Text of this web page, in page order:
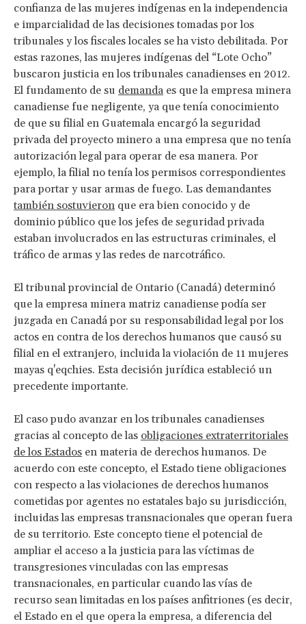
confianza de las mujeres indígenas en la independencia
e imparcialidad de las decisiones tomadas por los
tribunales y los fiscales locales se ha visto debilitada. Por
estas razones, las mujeres indígenas del “Lote Ocho”
buscaron justicia en los tribunales canadienses en 2012.
El fundamento de su demanda es que la empresa minera
canadiense fue negligente, ya que tenía conocimiento
de que su filial en Guatemala encargó la seguridad
privada del proyecto minero a una empresa que no tenía
autorización legal para operar de esa manera. Por
ejemplo, la filial no tenía los permisos correspondientes
para portar y usar armas de fuego. Las demandantes
también sostuvieron que era bien conocido y de
dominio público que los jefes de seguridad privada
estaban involucrados en las estructuras criminales, el
tráfico de armas y las redes de narcotráfico.
El tribunal provincial de Ontario (Canadá) determinó
que la empresa minera matriz canadiense podía ser
juzgada en Canadá por su responsabilidad legal por los
actos en contra de los derechos humanos que causó su
filial en el extranjero, incluida la violación de 11 mujeres
mayas q'eqchies. Esta decisión jurídica estableció un
precedente importante.
El caso pudo avanzar en los tribunales canadienses
gracias al concepto de las obligaciones extraterritoriales
de los Estados en materia de derechos humanos. De
acuerdo con este concepto, el Estado tiene obligaciones
con respecto a las violaciones de derechos humanos
cometidas por agentes no estatales bajo su jurisdicción,
incluidas las empresas transnacionales que operan fuera
de su territorio. Este concepto tiene el potencial de
ampliar el acceso a la justicia para las víctimas de
transgresiones vinculadas con las empresas
transnacionales, en particular cuando las vías de
recurso sean limitadas en los países anfitriones (es decir,
el Estado en el que opera la empresa, a diferencia del